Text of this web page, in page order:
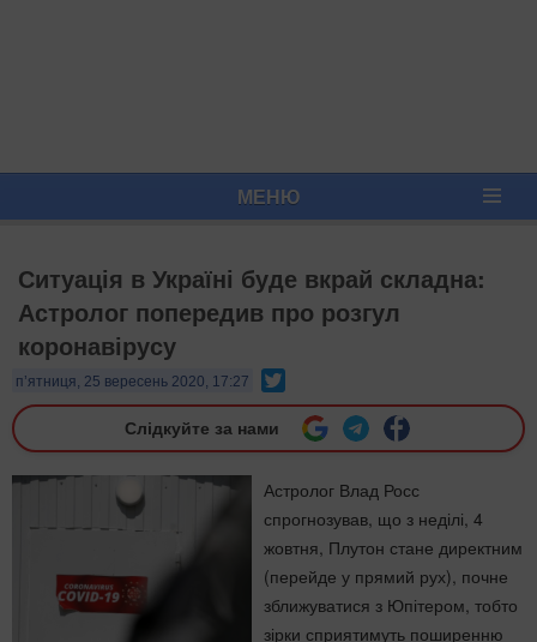
МЕНЮ
Ситуація в Україні буде вкрай складна:
Астролог попередив про розгул
коронавірусу
п’ятниця, 25 вересень 2020, 17:27
Слідкуйте за нами
Астролог Влад Росс
спрогнозував, що з неділі, 4
жовтня, Плутон стане директним
(перейде у прямий рух), почне
зближуватися з Юпітером, тобто
зірки сприятимуть поширенню